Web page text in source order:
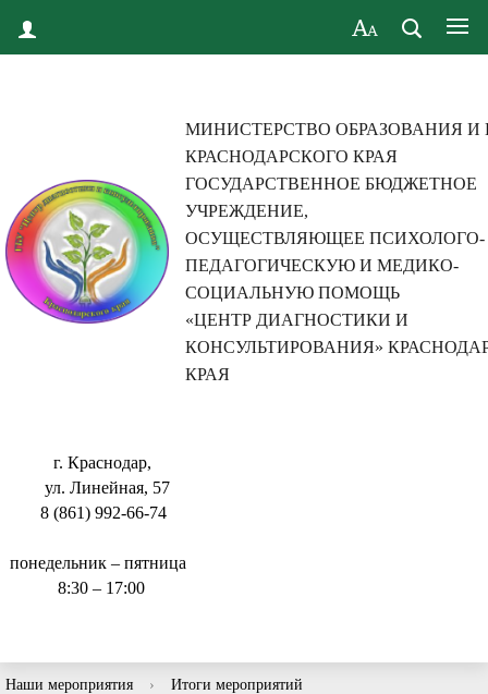
МИНИСТЕРСТВО ОБРАЗОВАНИЯ И
КРАСНОДАРСКОГО КРАЯ
ГОСУДАРСТВЕННОЕ БЮДЖЕТНОЕ
УЧРЕЖДЕНИЕ,
ОСУЩЕСТВЛЯЮЩЕЕ ПСИХОЛОГО-
ПЕДАГОГИЧЕСКУЮ И МЕДИКО-
СОЦИАЛЬНУЮ ПОМОЩЬ
«ЦЕНТР ДИАГНОСТИКИ И
КОНСУЛЬТИРОВАНИЯ»
КРАЯ
г. Краснодар,
ул. Линейная, 57
8 (861) 992-66-74
понедельник – пятница
8:30 – 17:00
Наши мероприятия › Итоги мероприятий